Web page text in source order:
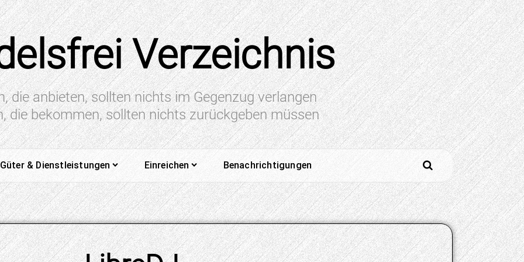
Verzeichnis
die anbieten, sollten nichts im Gegenzug verlangen
die bekommen, sollten nichts zurückgeben müssen
Güter & Dienstleistungen Einreichen Benachrichtigungen